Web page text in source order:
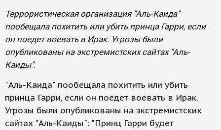
Террористическая организация "Аль-Каида"
пообещала похитить или убить принца Гарри, если
он поедет воевать в Ирак. Угрозы были
опубликованы на экстремистских сайтах "Аль-
Каиды".
"Аль-Каида" пообещала похитить или убить
принца Гарри, если он поедет воевать в Ирак.
Угрозы были опубликованы на экстремистских
сайтах "Аль-Каиды": "Принц Гарри будет